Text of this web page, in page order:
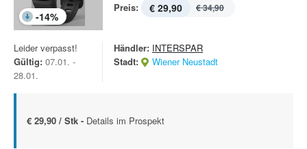
-14%
Preis: € 29,90 € 34,90
Leider verpasst!
Gültig: 07.01. -
28.01.
Händler: INTERSPAR
Stadt:
Wiener Neustadt
€ 29,90 / Stk - Details im Prospekt